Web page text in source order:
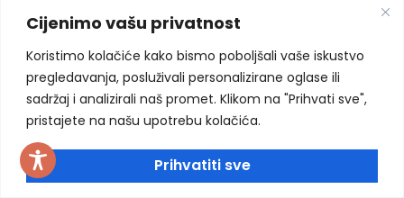
Cijenimo vašu privatnost
Koristimo kolačiće kako bismo poboljšali vaše iskustvo
pregledavanja, posluživali personalizirane oglase ili
sadržaj i analizirali naš promet. Klikom na "Prihvati sve",
pristajete na našu upotrebu kolačića.
Prihvatiti sve
Sub
09:00-12:00